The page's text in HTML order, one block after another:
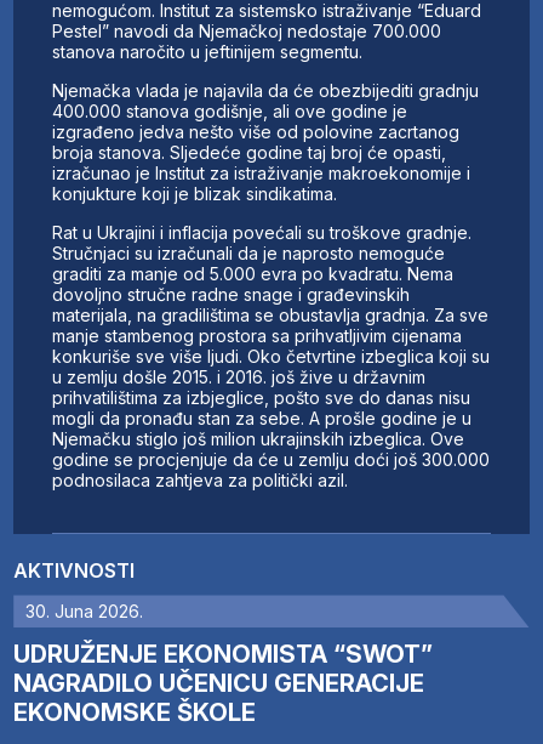
AKTIVNOSTI
30. Juna 2026.
UDRUŽENJE EKONOMISTA “SWOT”
NAGRADILO UČENICU GENERACIJE
EKONOMSKE ŠKOLE
nemogućom. Institut za sistemsko istraživanje “Eduard
Pestel” navodi da Njemačkoj nedostaje 700.000
stanova naročito u jeftinijem segmentu.
Njemačka vlada je najavila da će obezbijediti gradnju
400.000 stanova godišnje, ali ove godine je
izgrađeno jedva nešto više od polovine zacrtanog
broja stanova. Sljedeće godine taj broj će opasti,
izračunao je Institut za istraživanje makroekonomije i
konjukture koji je blizak sindikatima.
Rat u Ukrajini i inflacija povećali su troškove gradnje.
Stručnjaci su izračunali da je naprosto nemoguće
graditi za manje od 5.000 evra po kvadratu. Nema
dovoljno stručne radne snage i građevinskih
materijala, na gradilištima se obustavlja gradnja. Za sve
manje stambenog prostora sa prihvatljivim cijenama
konkuriše sve više ljudi. Oko četvrtine izbeglica koji su
u zemlju došle 2015. i 2016. još žive u državnim
prihvatilištima za izbjeglice, pošto sve do danas nisu
mogli da pronađu stan za sebe. A prošle godine je u
Njemačku stiglo još milion ukrajinskih izbeglica. Ove
godine se procjenjuje da će u zemlju doći još 300.000
podnosilaca zahtjeva za politički azil.